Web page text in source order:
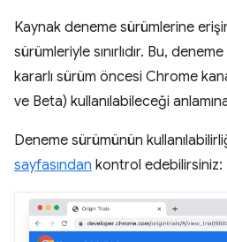
Kaynak deneme sürümlerine
sürümleriyle sınırlıdır. Bu,
kararlı sürüm öncesi Chrome
ve Beta) kullanılabileceği
Deneme sürümünün
sayfasından kontrol edebilirsiniz: